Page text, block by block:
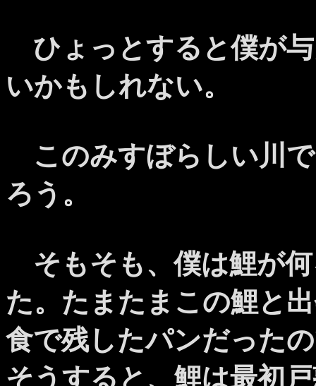
ひょっとすると僕が
いかもしれない。
このみすぼらしい川
ろう。
そもそも、僕は鯉が
た。たまたまこの鯉と
食で残したパンだった
そうすると、鯉は最初